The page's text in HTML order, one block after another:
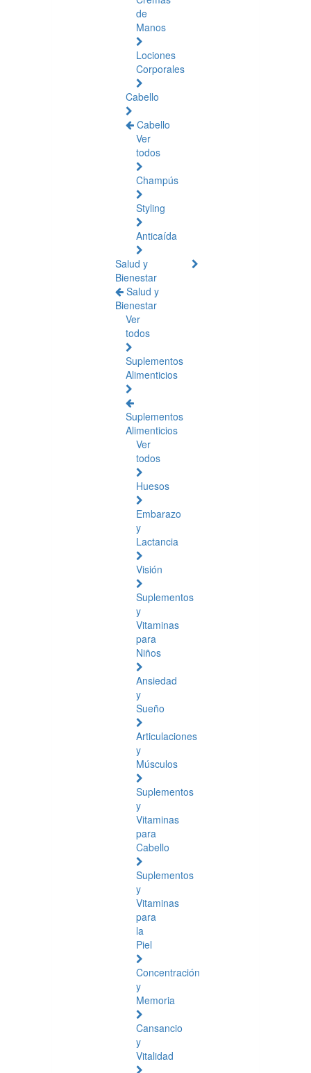
de
Manos
Lociones
Corporales
Cabello
Cabello
Ver
todos
Champús
Styling
Anticaída
Salud y
Bienestar
Salud y
Bienestar
Ver
todos
Suplementos
Alimenticios
Suplementos
Alimenticios
Ver
todos
Huesos
Embarazo
y
Lactancia
Visión
Suplementos
y
Vitaminas
para
Niños
Ansiedad
y
Sueño
Articulaciones
y
Músculos
Suplementos
y
Vitaminas
para
Cabello
Suplementos
y
Vitaminas
para
la
Piel
Concentración
y
Memoria
Cansancio
y
Vitalidad